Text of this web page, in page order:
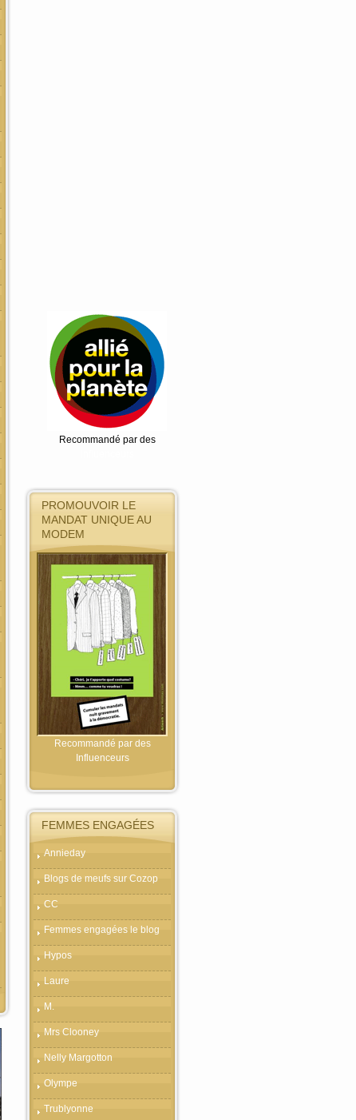
Recommandé par des
PROMOUVOIR LE
MANDAT UNIQUE AU
MODEM
Recommandé par des
Influenceurs
FEMMES ENGAGÉES
Annieday
Blogs de meufs sur Cozop
CC
Femmes engagées le blog
Hypos
Laure
M.
Mrs Clooney
Nelly Margotton
Olympe
Trublyonne